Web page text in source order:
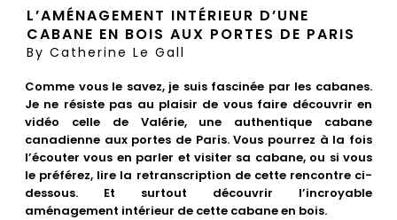
Le blog
Les témoignages
Les villes
Contact
L’AMÉNAGEMENT INTÉRIEUR D’UNE
CABANE EN BOIS AUX PORTES DE PARIS
By Catherine Le Gall
Comme vous le savez, je suis fascinée par les cabanes.
Je ne résiste pas au plaisir de vous faire découvrir en
vidéo celle de Valérie, une authentique cabane
canadienne aux portes de Paris. Vous pourrez à la fois
l’écouter vous en parler et visiter sa cabane, ou si vous
le préférez, lire la retranscription de cette rencontre ci-
dessous. Et surtout découvrir l’incroyable
aménagement intérieur de cette cabane en bois.